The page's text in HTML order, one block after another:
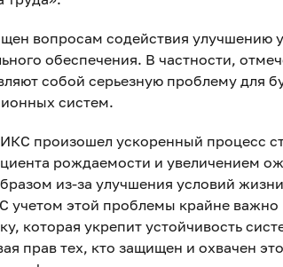
вопросам содействия улучшению
обеспечения. В частности,
собой серьезную проблему для
систем.
произошел ускоренный процесс
рождаемости и увеличением
из-за улучшения условий
учетом этой проблемы крайне важно
которая укрепит устойчивость
прав тех, кто защищен и охвачен